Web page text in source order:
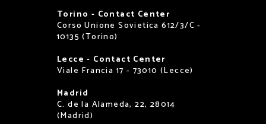
Torino - Contact Center
Corso Unione Sovietica 612/3/C -
10135 (Torino)
Lecce - Contact Center
Viale Francia 17 - 73010 (Lecce)
Madrid
C. de la Alameda, 22, 28014
(Madrid)